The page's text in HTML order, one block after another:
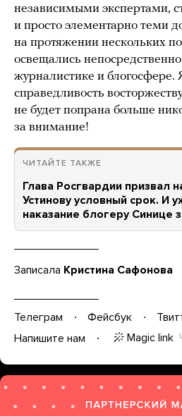
независимыми экспертами,
и просто элементарно теми
на протяжении нескольких
освещались
журналистике и блогосфере.
справедливость
не будет попрана больше
за внимание!
ЧИТАЙТЕ ТАКЖЕ
Глава Росгвардии призвал
Устинову условный срок. И
наказание блогеру Синице
Записала Кристина Сафонова
Телеграм Фейсбук
Напишите нам
Magic link